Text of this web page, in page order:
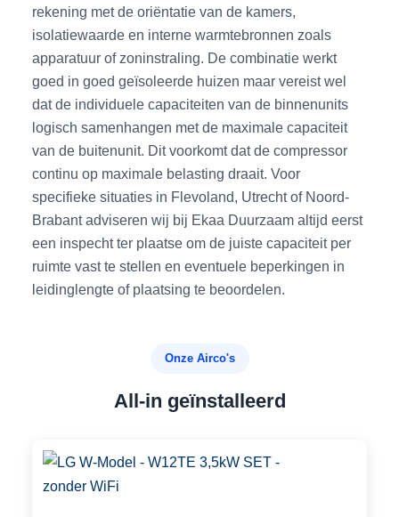
rekening met de oriëntatie van de kamers,
isolatiewaarde en interne warmtebronnen zoals
apparatuur of zoninstraling. De combinatie werkt
goed in goed geïsoleerde huizen maar vereist wel
dat de individuele capaciteiten van de binnenunits
logisch samenhangen met de maximale capaciteit
van de buitenunit. Dit voorkomt dat de compressor
continu op maximale belasting draait. Voor
specifieke situaties in Flevoland, Utrecht of Noord-
Brabant adviseren wij bij Ekaa Duurzaam altijd eerst
een inspecht ter plaatse om de juiste capaciteit per
ruimte vast te stellen en eventuele beperkingen in
leidinglengte of plaatsing te beoordelen.
Onze Airco's
All-in geïnstalleerd